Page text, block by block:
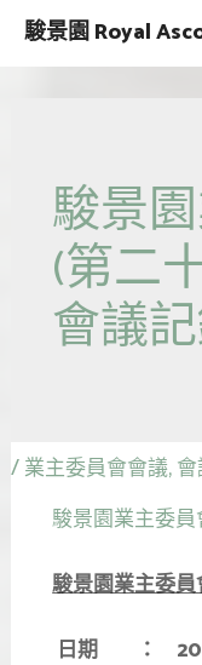
駿景園 Royal
駿景
(第二
會議
/業主委員會會議,
駿景園業主委
駿景園業主委
日期
：